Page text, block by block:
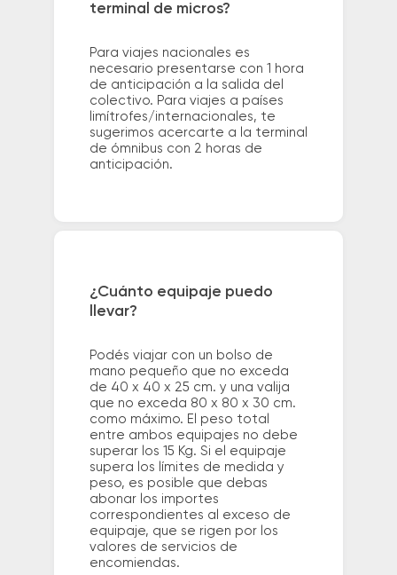
terminal de micros?
Para viajes nacionales es
necesario presentarse con 1 hora
de anticipación a la salida del
colectivo. Para viajes a países
limítrofes/internacionales, te
sugerimos acercarte a la terminal
de ómnibus con 2 horas de
anticipación.
¿Cuánto equipaje puedo
llevar?
Podés viajar con un bolso de
mano pequeño que no exceda
de 40 x 40 x 25 cm. y una valija
que no exceda 80 x 80 x 30 cm.
como máximo. El peso total
entre ambos equipajes no debe
superar los 15 Kg. Si el equipaje
supera los límites de medida y
peso, es posible que debas
abonar los importes
correspondientes al exceso de
equipaje, que se rigen por los
valores de servicios de
encomiendas.